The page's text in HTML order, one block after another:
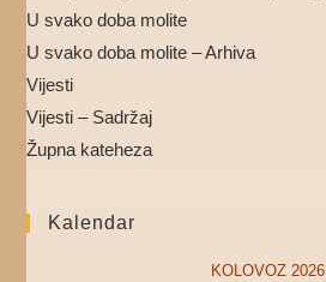
U svako doba molite
U svako doba molite – Arhiva
Vijesti
Vijesti – Sadržaj
Župna kateheza
Kalendar
KOLOVOZ 2026